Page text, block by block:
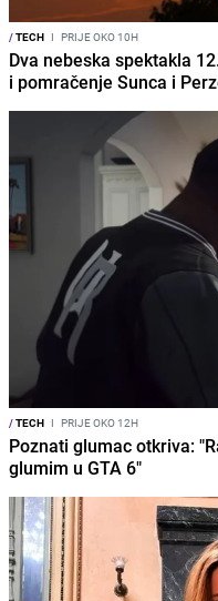
/TECH I PRIJE OKO 10H
Dva nebeska spektakla
i pomračenje Sunca i
/TECH I PRIJE OKO 12H
Poznati glumac otkriva:
glumim u GTA 6"